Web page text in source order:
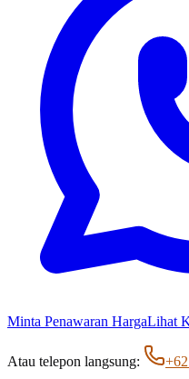
Minta Penawaran HargaLihat
Atau telepon langsung: